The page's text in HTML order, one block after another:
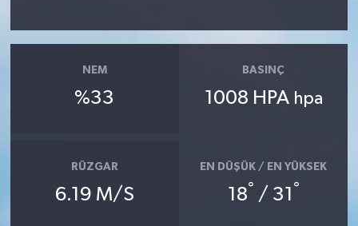
NEM
%33
BASINÇ
1008 HPA hpa
RÜZGAR
6.19 M/S
EN DÜŞÜK / EN YÜKSEK
18° / 31 °